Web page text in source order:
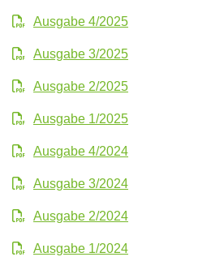
Ausgabe 4/2025
Ausgabe 3/2025
Ausgabe 2/2025
Ausgabe 1/2025
Ausgabe 4/2024
Ausgabe 3/2024
Ausgabe 2/2024
Ausgabe 1/2024